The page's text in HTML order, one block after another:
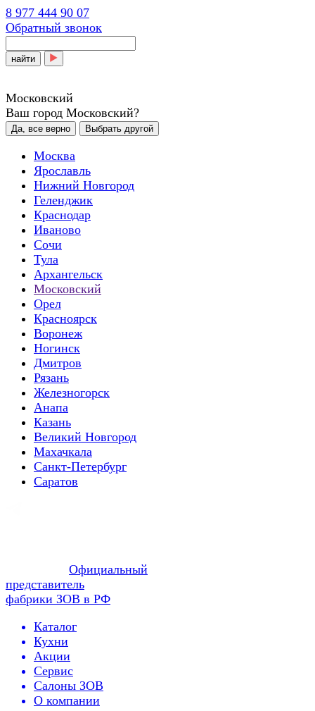
8 977 444 90 07
Обратный звонок
найти
Московский
Ваш город Московский?
Да, все верно Выбрать другой
Москва
Ярославль
Нижний Новгород
Геленджик
Краснодар
Иваново
Сочи
Тула
Архангельск
Московский
Орел
Красноярск
Воронеж
Ногинск
Дмитров
Рязань
Железногорск
Анапа
Казань
Великий Новгород
Махачкала
Санкт-Петербург
Саратов
Официальный
представитель
фабрики ЗОВ в РФ
Каталог
Кухни
Акции
Сервис
Салоны ЗОВ
О компании